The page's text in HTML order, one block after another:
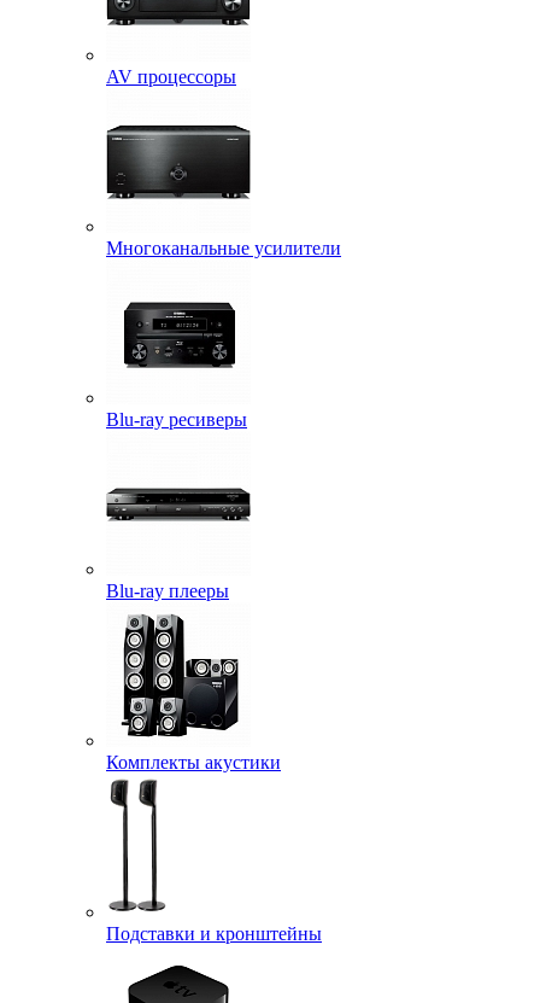
AV процессоры
Многоканальные усилители
Blu-ray ресиверы
Blu-ray плееры
Комплекты акустики
Подставки и кронштейны